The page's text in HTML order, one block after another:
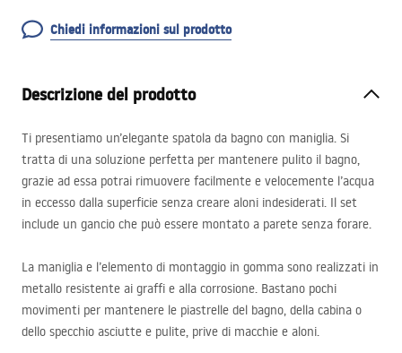
Chiedi informazioni sul prodotto
Descrizione del prodotto
Ti presentiamo un’elegante spatola da bagno con maniglia. Si
tratta di una soluzione perfetta per mantenere pulito il bagno,
grazie ad essa potrai rimuovere facilmente e velocemente l’acqua
in eccesso dalla superficie senza creare aloni indesiderati. Il set
include un gancio che può essere montato a parete senza forare.
La maniglia e l’elemento di montaggio in gomma sono realizzati in
metallo resistente ai graffi e alla corrosione. Bastano pochi
movimenti per mantenere le piastrelle del bagno, della cabina o
dello specchio asciutte e pulite, prive di macchie e aloni.